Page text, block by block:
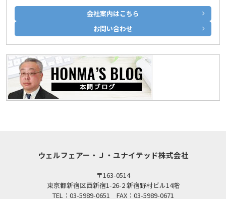
会社案内はこちら
お問い合わせ
ウェルフェアー・Ｊ・ユナイテッド株式会社
〒163-0514
東京都新宿区西新宿1-26-2 新宿野村ビル14階
TEL：03-5989-0651 FAX：03-5989-0671